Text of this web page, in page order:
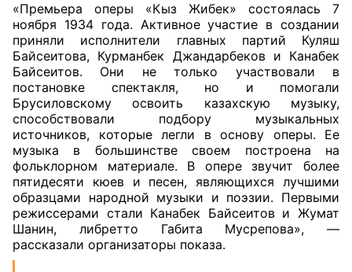
«Премьера оперы «Кыз Жибек» состоялась 7
ноября 1934 года. Активное участие в создании
приняли исполнители главных партий Куляш
Байсеитова, Курманбек Джандарбеков и Канабек
Байсеитов. Они не только участвовали в
постановке спектакля, но и помогали
Брусиловскому освоить казахскую музыку,
способствовали подбору музыкальных
источников, которые легли в основу оперы. Ее
музыка в большинстве своем построена на
фольклорном материале. В опере звучит более
пятидесяти кюев и песен, являющихся лучшими
образцами народной музыки и поэзии. Первыми
режиссерами стали Канабек Байсеитов и Жумат
Шанин, либретто Габита Мусрепова», —
рассказали организаторы показа.